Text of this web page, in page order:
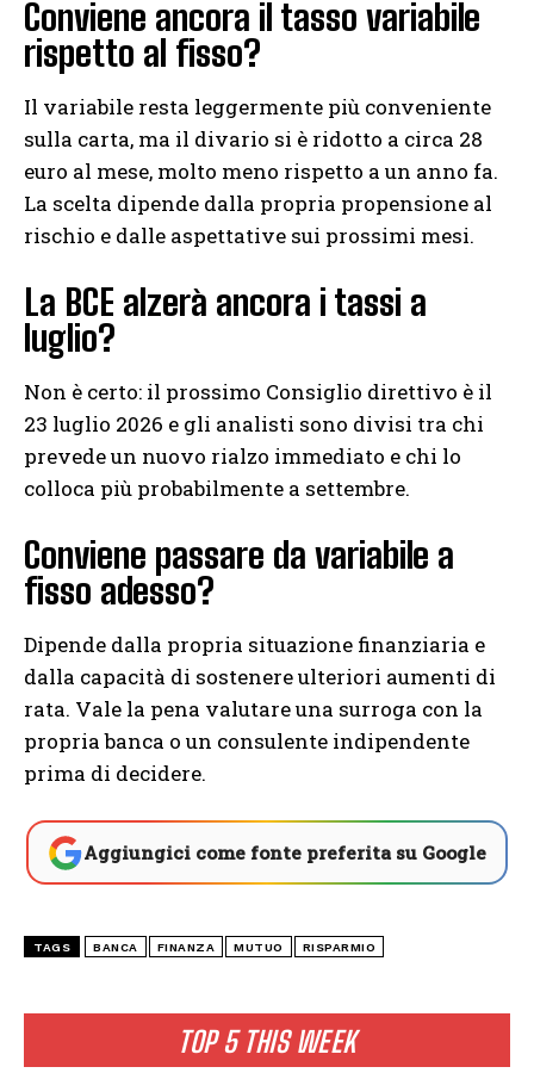
TOP 5 THIS WEEK
Conviene ancora il tasso variabile
rispetto al fisso?
Il variabile resta leggermente più conveniente
sulla carta, ma il divario si è ridotto a circa 28
euro al mese, molto meno rispetto a un anno fa.
La scelta dipende dalla propria propensione al
rischio e dalle aspettative sui prossimi mesi.
La BCE alzerà ancora i tassi a
luglio?
Non è certo: il prossimo Consiglio direttivo è il
23 luglio 2026 e gli analisti sono divisi tra chi
prevede un nuovo rialzo immediato e chi lo
colloca più probabilmente a settembre.
Conviene passare da variabile a
fisso adesso?
Dipende dalla propria situazione finanziaria e
dalla capacità di sostenere ulteriori aumenti di
rata. Vale la pena valutare una surroga con la
propria banca o un consulente indipendente
prima di decidere.
Aggiungici come fonte preferita su Google
TAGS BANCA FINANZA MUTUO RISPARMIO